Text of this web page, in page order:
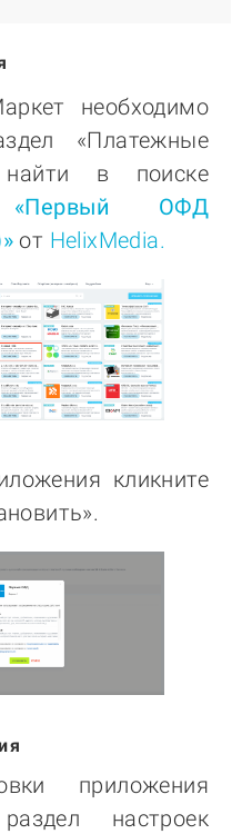
необходимо
«Платежные
в поиске
«Первый ОФД
» от HelixMedia.
кликните
приложения
настроек